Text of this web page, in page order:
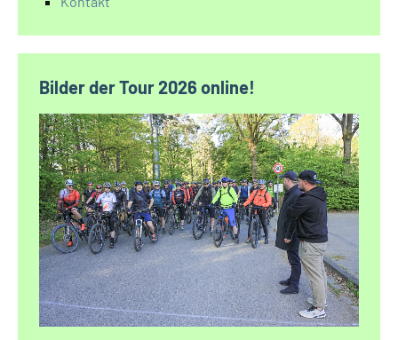
Bilder der Tour 2026 online!